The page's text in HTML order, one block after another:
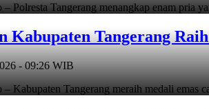
– Polresta Tangerang menangkap enam pria
Kabupaten Tangerang
- 09:26 WIB
– Kabupaten Tangerang meraih medali